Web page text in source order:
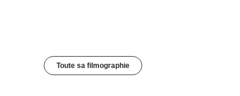
Toute sa filmographie